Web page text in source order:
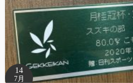
ッ
14
7月